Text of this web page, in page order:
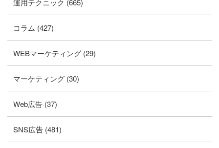
コラム (427)
WEBマーケティング (29)
マーケティング (30)
Web広告 (37)
SNS広告 (481)